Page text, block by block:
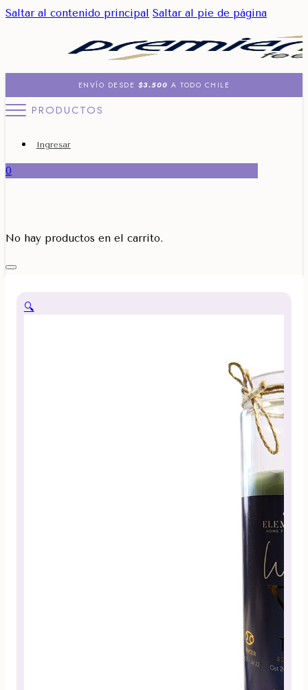
Saltar al contenido principal Saltar al pie de página
ENVÍO DESDE $3.500 A TODO CHILE
PRODUCTOS
Ingresar
0
No hay productos en el carrito.
🔍